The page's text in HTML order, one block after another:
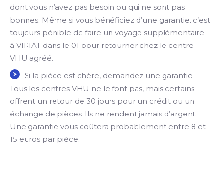
dont vous n’avez pas besoin ou qui ne sont pas
bonnes. Même si vous bénéficiez d’une garantie, c’est
toujours pénible de faire un voyage supplémentaire
à VIRIAT dans le 01 pour retourner chez le centre
VHU agréé.
Si la pièce est chère, demandez une garantie.
Tous les centres VHU ne le font pas, mais certains
offrent un retour de 30 jours pour un crédit ou un
échange de pièces. Ils ne rendent jamais d’argent.
Une garantie vous coûtera probablement entre 8 et
15 euros par pièce.